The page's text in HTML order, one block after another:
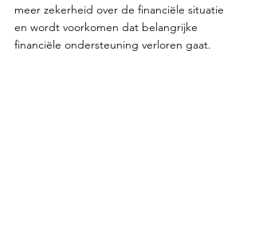
meer zekerheid over de financiële situatie
en wordt voorkomen dat belangrijke
financiële ondersteuning verloren gaat.